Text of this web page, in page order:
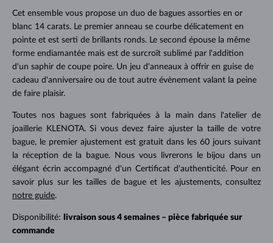
Cet ensemble vous propose un duo de bagues assorties en or
blanc 14 carats. Le premier anneau se courbe délicatement en
pointe et est serti de brillants ronds. Le second épouse la même
forme endiamantée mais est de surcroît sublimé par l'addition
d'un saphir de coupe poire. Un jeu d'anneaux à offrir en guise de
cadeau d'anniversaire ou de tout autre évènement valant la peine
de faire plaisir.
Toutes nos bagues sont fabriquées à la main dans l'atelier de
joaillerie KLENOTA. Si vous devez faire ajuster la taille de votre
bague, le premier ajustement est gratuit dans les 60 jours suivant
la réception de la bague. Nous vous livrerons le bijou dans un
élégant écrin accompagné d'un Certificat d'authenticité. Pour en
savoir plus sur les tailles de bague et les ajustements, consultez
notre guide.
Disponibilité:
livraison sous 4 semaines – pièce fabriquée sur
commande